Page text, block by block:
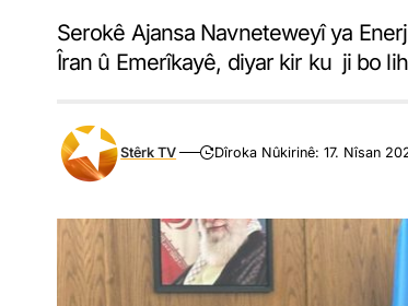
Serokê Ajansa Navneteweyî ya
Îran û Emerîkayê, diyar kir ku ji bo
Stêrk TV Dîroka Nûkirinê: 17. Nîsan